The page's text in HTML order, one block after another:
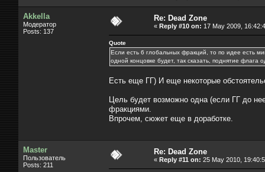
Akkella
Модератор
Posts: 137
Re: Dead Zone
« Reply #10 on: 17 May 2009,
Quote
Если есть 6 глобальных фракций, то по идее есть
одной концовке будет, так сказать, поднятие
Есть еще ГГ) И еще некоторые
Цель будет возможно одна (если ГГ до
фракциями.
Впрочем, сюжет еще в доработке.
Master
Пользователь
Posts: 211
Re: Dead Zone
« Reply #11 on: 25 May 2010,